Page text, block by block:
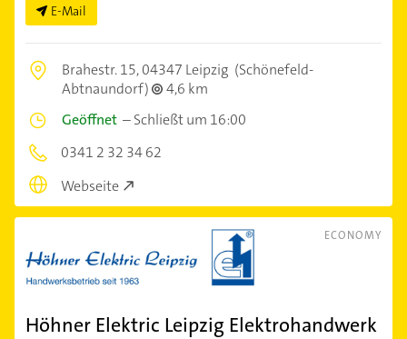
E-Mail
Brahestr. 15,04347 Leipzig (Schönefeld-
Abtnaundorf)
4,6 km
Geöffnet –Schließt um 16:00
0341 2 32 34 62
Webseite
ECONOMY
Höhner Elektric Leipzig Elektrohandwerk